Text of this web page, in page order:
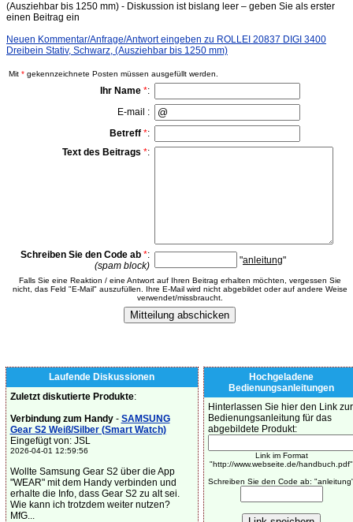
(Ausziehbar bis 1250 mm) - Diskussion ist bislang leer – geben Sie als erster
einen Beitrag ein
Neuen Kommentar/Anfrage/Antwort eingeben zu ROLLEI 20837 DIGI 3400
Dreibein Stativ, Schwarz, (Ausziehbar bis 1250 mm)
Mit * gekennzeichnete Posten müssen ausgefüllt werden.
Ihr Name *:
E-mail :
Betreff *:
Text des Beitrags *:
Schreiben Sie den Code ab *:
(spam block)
"anleitung"
Falls Sie eine Reaktion / eine Antwort auf Ihren Beitrag erhalten möchten, vergessen Sie
nicht, das Feld "E-Mail" auszufüllen. Ihre E-Mail wird nicht abgebildet oder auf andere Weise
verwendet/missbraucht.
Laufende Diskussionen
Zuletzt diskutierte Produkte:
Verbindung zum Handy- SAMSUNG
Gear S2 Weiß/Silber (Smart Watch)
Eingefügt von: JSL
2026-04-01 12:59:56
Wollte Samsung Gear S2 über die App
"WEAR" mit dem Handy verbinden und
erhalte die Info, dass Gear S2 zu alt sei.
Wie kann ich trotzdem weiter nutzen?
MfG...
Hochgeladene
Bedienungsanleitungen
Hinterlassen Sie hier den Link zur
Bedienungsanleitung für das
abgebildete Produkt:
Link im Format
"http://www.webseite.de/handbuch.pdf"
Schreiben Sie den Code ab: